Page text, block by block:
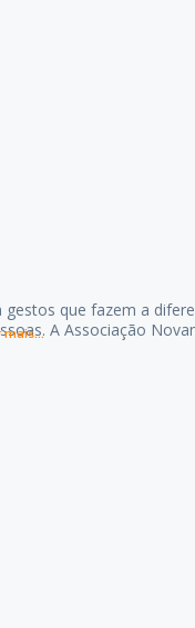
gestos que fazem a
A Associação
mais...